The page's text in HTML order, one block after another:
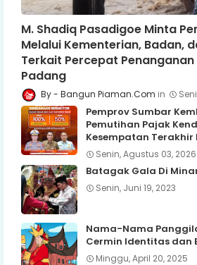
M. Shadiq Pasadigoe Minta
Melalui Kementerian, Badan,
Terkait Percepat
Padang
Bangun Piaman.Com
Pemprov Sumbar
Pemutihan Pajak
Kesempatan Terakhir
Senin, Agustus 03, 2026
Batagak Gala Di
Senin, Juni 19, 2023
Nama-Nama
Cermin Identitas dan
Minggu, April 20, 2025